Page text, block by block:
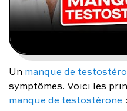
Un manque de
symptômes. Voici les
manque de testostérone :